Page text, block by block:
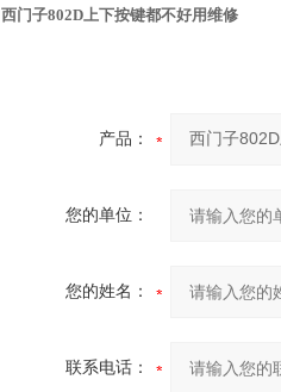
西门子802D上下按键都不好用维修
产品：
您的单位：
您的姓名：
联系电话：